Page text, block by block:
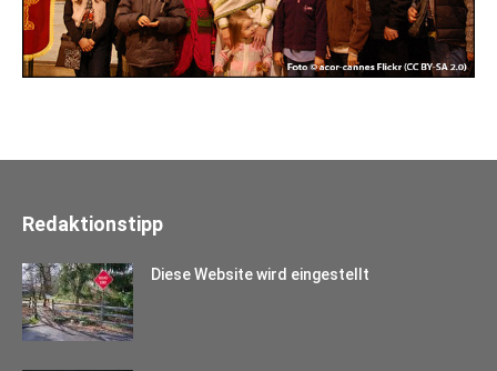
Redaktionstipp
Diese Website wird eingestellt